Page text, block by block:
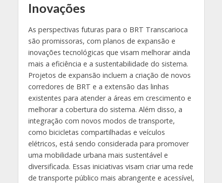
Inovações
As perspectivas futuras para o BRT Transcarioca
são promissoras, com planos de expansão e
inovações tecnológicas que visam melhorar ainda
mais a eficiência e a sustentabilidade do sistema.
Projetos de expansão incluem a criação de novos
corredores de BRT e a extensão das linhas
existentes para atender a áreas em crescimento e
melhorar a cobertura do sistema. Além disso, a
integração com novos modos de transporte,
como bicicletas compartilhadas e veículos
elétricos, está sendo considerada para promover
uma mobilidade urbana mais sustentável e
diversificada. Essas iniciativas visam criar uma rede
de transporte público mais abrangente e acessível,